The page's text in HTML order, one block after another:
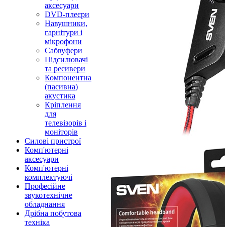
аксесуари
DVD-плеєри
Навушники,
гарнітури і
мікрофони
Сабвуфери
Підсилювачі
та ресивери
Компонентна
(пасивна)
акустика
Кріплення
для
телевізорів і
моніторів
Силові пристрої
Комп'ютерні
аксесуари
Комп'ютерні
комплектуючі
Професійне
звукотехнічне
обладнання
Дрібна побутова
техніка